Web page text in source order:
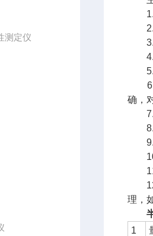
测定仪
1.
2.
3.
4.
5.
6.
确，
7.
8.
9.
10.
11.
12.
理，
1